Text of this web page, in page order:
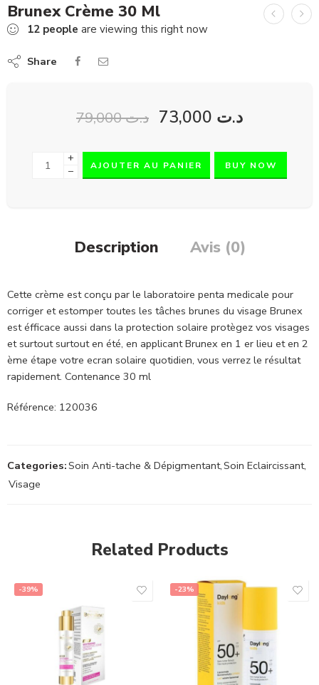
Brunex Crème 30 Ml
12 people are viewing this right now
Share
د.ت79,000 د.ت
+
−
AJOUTER AU PANIER BUY NOW
Description Avis (0)
Cette crème est conçu par le laboratoire penta medicale pour
corriger et estomper toutes les tâches brunes du visage Brunex
est éfficace aussi dans la protection solaire protègez vos visages
et surtout surtout en été, en applicant Brunex en 1 er lieu et en 2
ème étape votre ecran solaire quotidien, vous verrez le résultat
rapidement. Contenance 30 ml
Référence: 120036
Categories:Soin Anti-tache & Dépigmentant,Soin Eclaircissant,
Visage
Related Products
-39% -23%